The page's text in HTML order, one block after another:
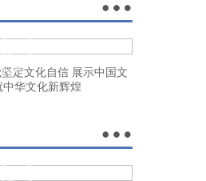
定文化自信 展示中国文
华文化新辉煌